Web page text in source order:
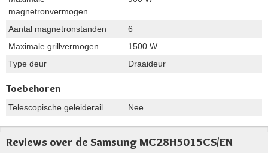
magnetronvermogen
Aantal magnetronstanden
6
Maximale grillvermogen
1500 W
Type deur
Draaideur
Toebehoren
Telescopische geleiderail Nee
Reviews over de Samsung MC28H5015CS/EN